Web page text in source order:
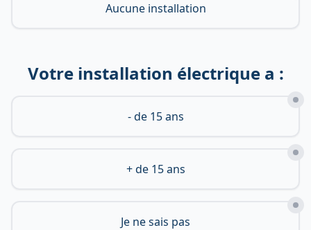
Aucune installation
Votre installation électrique a :
- de 15 ans
+ de 15 ans
Je ne sais pas